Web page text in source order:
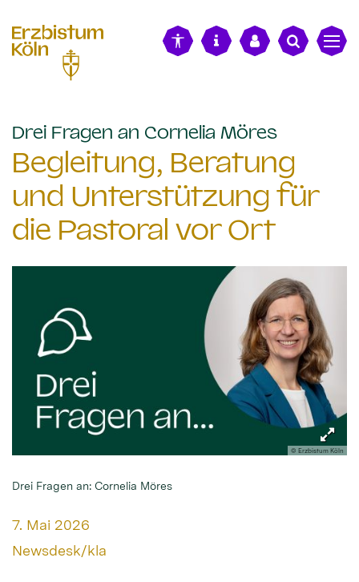
Drei Fragen an Cornelia Möres:
Begleitung, Beratung
und Unterstützung für
die Pastoral vor Ort
© Erzbistum Köln
Drei Fragen an: Cornelia Möres
Datum:
7. Mai 2026
Von:
Newsdesk/kla